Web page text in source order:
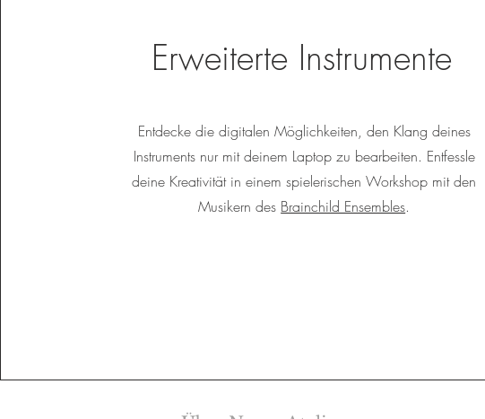
Erweiterte Instrumente
Entdecke die digitalen Möglichkeiten, den Klang deines
Instruments nur mit deinem Laptop zu bearbeiten. Entfessle
deine Kreativität in einem spielerischen Workshop mit den
Musikern des Brainchild Ensembles.